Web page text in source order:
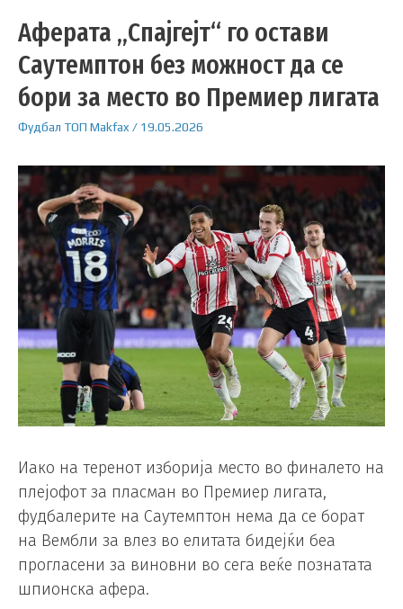
Аферата „Спајгејт“ го остави
Саутемптон без можност да се
бори за место во Премиер лигата
Фудбал ТОП Makfax / 19.05.2026
Иако на теренот изборија место во финалето на
плејофот за пласман во Премиер лигата,
фудбалерите на Саутемптон нема да се борат
на Вембли за влез во елитата бидејќи беа
прогласени за виновни во сега веќе познатата
шпионска афера.